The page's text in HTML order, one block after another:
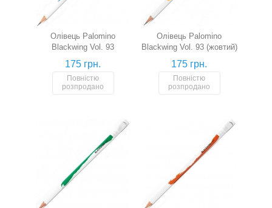
Олівець Palomino
Blackwing Vol. 93
(блакитний)
175 грн.
Повністю
розпродано
Олівець Palomino
Blackwing Vol. 93 (жовтий)
175 грн.
Повністю
розпродано